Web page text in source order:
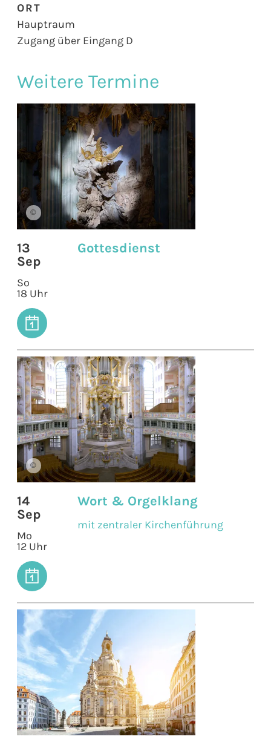
ORT
Hauptraum
Zugang über Eingang D
Weitere Termine
©
13
Sep
So
18 Uhr
Gottesdienst
©
14
Sep
Mo
12 Uhr
Wort & Orgelklang
mit zentraler Kirchenführung